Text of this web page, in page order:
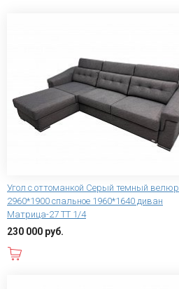
Угол с оттоманкой Серый темный велюр
2960*1900 спальное 1960*1640 диван
Матрица-27 ТТ 1/4
230 000 руб.